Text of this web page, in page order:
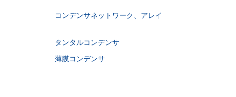
コンデンサネットワーク、アレイ
タンタルコンデンサ
薄膜コンデンサ